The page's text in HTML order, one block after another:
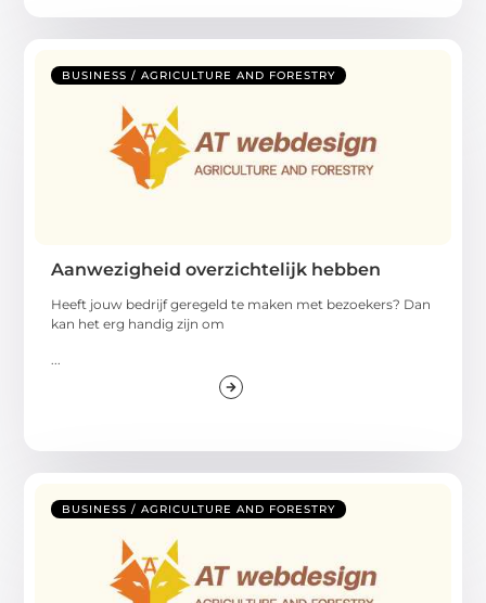
BUSINESS / AGRICULTURE AND FORESTRY
Aanwezigheid overzichtelijk hebben
Heeft jouw bedrijf geregeld te maken met bezoekers? Dan
kan het erg handig zijn om
BUSINESS / AGRICULTURE AND FORESTRY